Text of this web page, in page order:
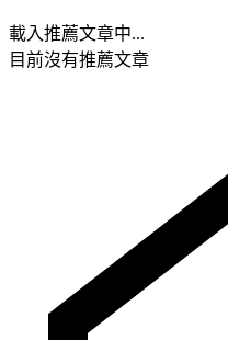
載入推薦文章中...
目前沒有推薦文章